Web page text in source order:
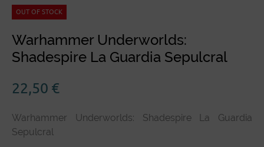
OUT OF STOCK
Warhammer Underworlds:
Shadespire La Guardia Sepulcral
22,50 €
Warhammer Underworlds: Shadespire La Guardia
Sepulcral